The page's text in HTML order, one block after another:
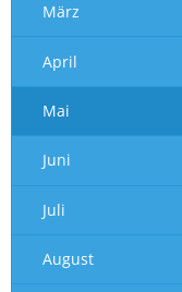
März
April
Mai
Juni
Juli
August